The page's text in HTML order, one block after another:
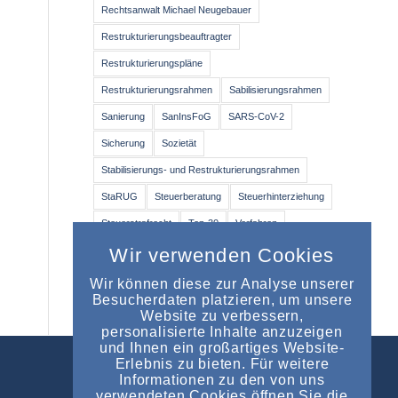
Rechtsanwalt Michael Neugebauer
Restrukturierungsbeauftragter
Restrukturierungspläne
Restrukturierungsrahmen Sabilisierungsrahmen
Sanierung SanInsFoG SARS-CoV-2
Sicherung Sozietät
Stabilisierungs- und Restrukturierungsrahmen
StaRUG Steuerberatung Steuerhinterziehung
Steuerstrafrecht Top-30 Verfahren
Wirtschaftsprüfer WirtschaftsWoche
NEUESTE EINTRÄGE
Wir verwenden Cookies
Wir können diese zur Analyse unserer
Besucherdaten platzieren, um unsere
Website zu verbessern,
personalisierte Inhalte anzuzeigen
und Ihnen ein großartiges Website-
Erlebnis zu bieten. Für weitere
Informationen zu den von uns